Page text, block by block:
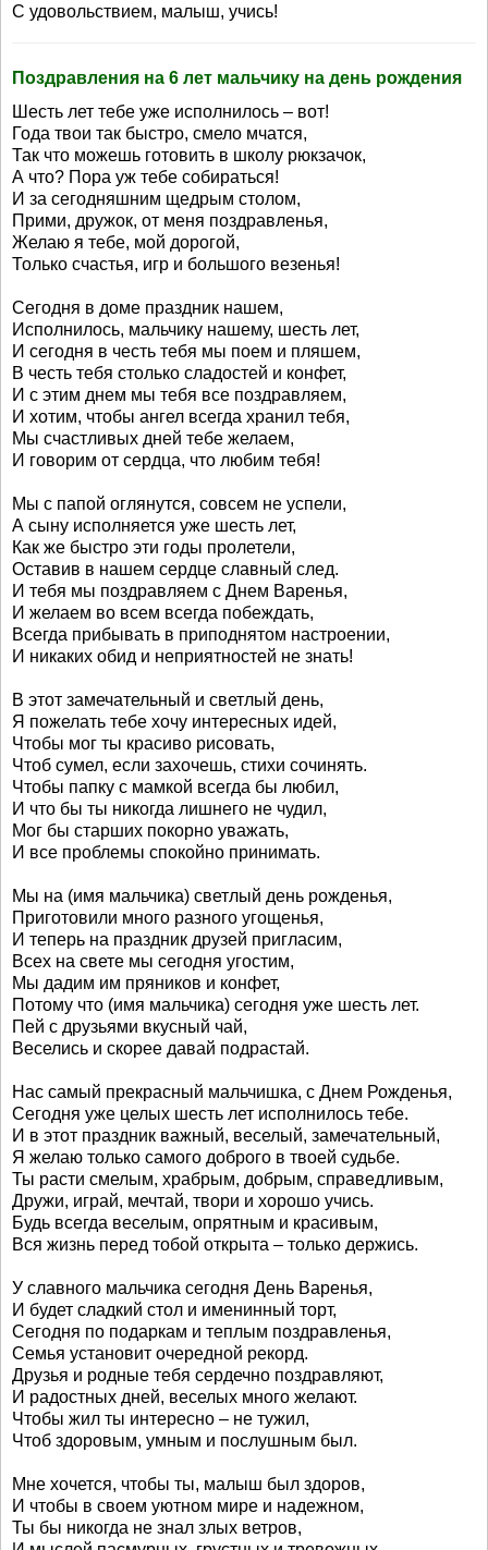
С удовольствием, малыш, учись!
Поздравления на 6 лет мальчику на день рождения
Шесть лет тебе уже исполнилось – вот!
Года твои так быстро, смело мчатся,
Так что можешь готовить в школу рюкзачок,
А что? Пора уж тебе собираться!
И за сегодняшним щедрым столом,
Прими, дружок, от меня поздравленья,
Желаю я тебе, мой дорогой,
Только счастья, игр и большого везенья!
Сегодня в доме праздник нашем,
Исполнилось, мальчику нашему, шесть лет,
И сегодня в честь тебя мы поем и пляшем,
В честь тебя столько сладостей и конфет,
И с этим днем мы тебя все поздравляем,
И хотим, чтобы ангел всегда хранил тебя,
Мы счастливых дней тебе желаем,
И говорим от сердца, что любим тебя!
Мы с папой оглянутся, совсем не успели,
А сыну исполняется уже шесть лет,
Как же быстро эти годы пролетели,
Оставив в нашем сердце славный след.
И тебя мы поздравляем с Днем Варенья,
И желаем во всем всегда побеждать,
Всегда прибывать в приподнятом настроении,
И никаких обид и неприятностей не знать!
В этот замечательный и светлый день,
Я пожелать тебе хочу интересных идей,
Чтобы мог ты красиво рисовать,
Чтоб сумел, если захочешь, стихи сочинять.
Чтобы папку с мамкой всегда бы любил,
И что бы ты никогда лишнего не чудил,
Мог бы старших покорно уважать,
И все проблемы спокойно принимать.
Мы на (имя мальчика) светлый день рожденья,
Приготовили много разного угощенья,
И теперь на праздник друзей пригласим,
Всех на свете мы сегодня угостим,
Мы дадим им пряников и конфет,
Потому что (имя мальчика) сегодня уже шесть лет.
Пей с друзьями вкусный чай,
Веселись и скорее давай подрастай.
Нас самый прекрасный мальчишка, с Днем Рожденья,
Сегодня уже целых шесть лет исполнилось тебе.
И в этот праздник важный, веселый, замечательный,
Я желаю только самого доброго в твоей судьбе.
Ты расти смелым, храбрым, добрым, справедливым,
Дружи, играй, мечтай, твори и хорошо учись.
Будь всегда веселым, опрятным и красивым,
Вся жизнь перед тобой открыта – только держись.
У славного мальчика сегодня День Варенья,
И будет сладкий стол и именинный торт,
Сегодня по подаркам и теплым поздравленья,
Семья установит очередной рекорд.
Друзья и родные тебя сердечно поздравляют,
И радостных дней, веселых много желают.
Чтобы жил ты интересно – не тужил,
Чтоб здоровым, умным и послушным был.
Мне хочется, чтобы ты, малыш был здоров,
И чтобы в своем уютном мире и надежном,
Ты бы никогда не знал злых ветров,